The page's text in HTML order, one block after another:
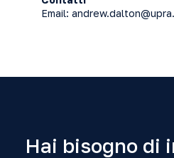
Email:
Hai bisogno di